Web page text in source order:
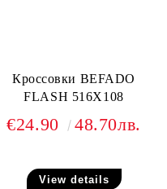
Кроссовки BEFADO
FLASH 516X108
€24.90 48.70лв.
View details